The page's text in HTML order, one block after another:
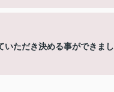
いただき決める事ができまし